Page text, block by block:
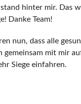
stand hinter mir. Das
Danke Team!
nun, dass alle
gemeinsam mit mir
Siege einfahren.